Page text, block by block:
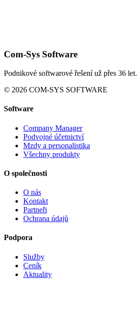
Com-Sys Software
Podnikové softwarové řešení už přes 36 let.
© 2026 COM-SYS SOFTWARE
Software
Company Manager
Podvojné účetnictví
Mzdy a personalistika
Všechny produkty
O společnosti
O nás
Kontakt
Partneři
Ochrana údajů
Podpora
Služby
Ceník
Aktuality